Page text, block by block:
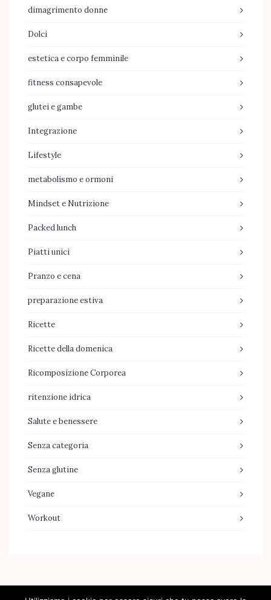
dimagrimento donne
Dolci
estetica e corpo femminile
fitness consapevole
glutei e gambe
Integrazione
Lifestyle
metabolismo e ormoni
Mindset e Nutrizione
Packed lunch
Piatti unici
Pranzo e cena
preparazione estiva
Ricette
Ricette della domenica
Ricomposizione Corporea
ritenzione idrica
Salute e benessere
Senza categoria
Senza glutine
Vegane
Workout